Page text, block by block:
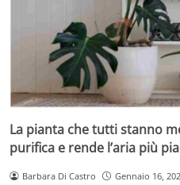
La pianta che tutti stanno
purifica e rende l’aria più
Barbara Di Castro Gennaio 16,